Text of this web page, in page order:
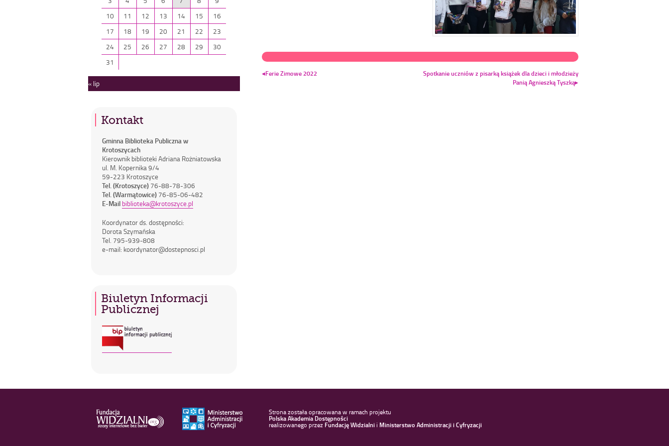
10
11 12 13 14 15
16
17
18 19 20 21 22
23
24
25 26 27 28 29
30
31
« lip
Kontakt
Gminna Biblioteka Publiczna w
Krotoszycach
Kierownik biblioteki Adriana Rożniatowska
ul. M. Kopernika 9/4
59-223 Krotoszyce
Tel. (Krotoszyce)76-88-78-306
Tel. (Warmątowice)76-85-06-482
E-Mail biblioteka@krotoszyce.pl
Koordynator ds. dostępności:
Dorota Szymańska
Tel. 795-939-808
e-mail: koordynator@dostepnosci.pl
Biuletyn Informacji
Publicznej
Nawigacja
wpisu
Ferie Zimowe 2022
Spotkanie uczniów z pisarką książek dla dzieci i młodzieży
Panią Agnieszką Tyszką
Strona została opracowana w ramach projektu
Polska Akademia Dostępności
realizowanego przez Fundację Widzialnii Ministerstwo Administracji i Cyfryzacji